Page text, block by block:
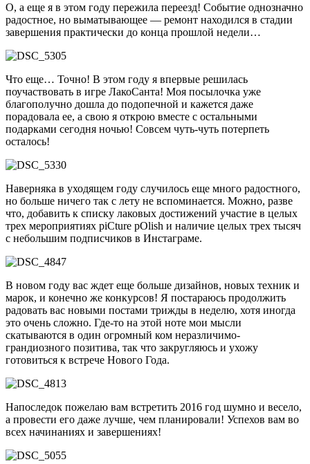
О, а еще я в этом году пережила переезд! Событие однозначно
радостное, но выматывающее — ремонт находился в стадии
завершения практически до конца прошлой недели…
Что еще… Точно! В этом году я впервые решилась
поучаствовать в игре ЛакоСанта! Моя посылочка уже
благополучно дошла до подопечной и кажется даже
порадовала ее, а свою я открою вместе с остальными
подарками сегодня ночью! Совсем чуть-чуть потерпеть
осталось!
Наверняка в уходящем году случилось еще много радостного,
но больше ничего так с лету не вспоминается. Можно, разве
что, добавить к списку лаковых достижений участие в целых
трех мероприятиях piCture pOlish и наличие целых трех тысяч
с небольшим подписчиков в Инстаграме.
В новом году вас ждет еще больше дизайнов, новых техник и
марок, и конечно же конкурсов! Я постараюсь продолжить
радовать вас новыми постами трижды в неделю, хотя иногда
это очень сложно. Где-то на этой ноте мои мысли
скатываются в один огромный ком неразличимо-
грандиозного позитива, так что закругляюсь и ухожу
готовиться к встрече Нового Года.
Напоследок пожелаю вам встретить 2016 год шумно и весело,
а провести его даже лучше, чем планировали! Успехов вам во
всех начинаниях и завершениях!